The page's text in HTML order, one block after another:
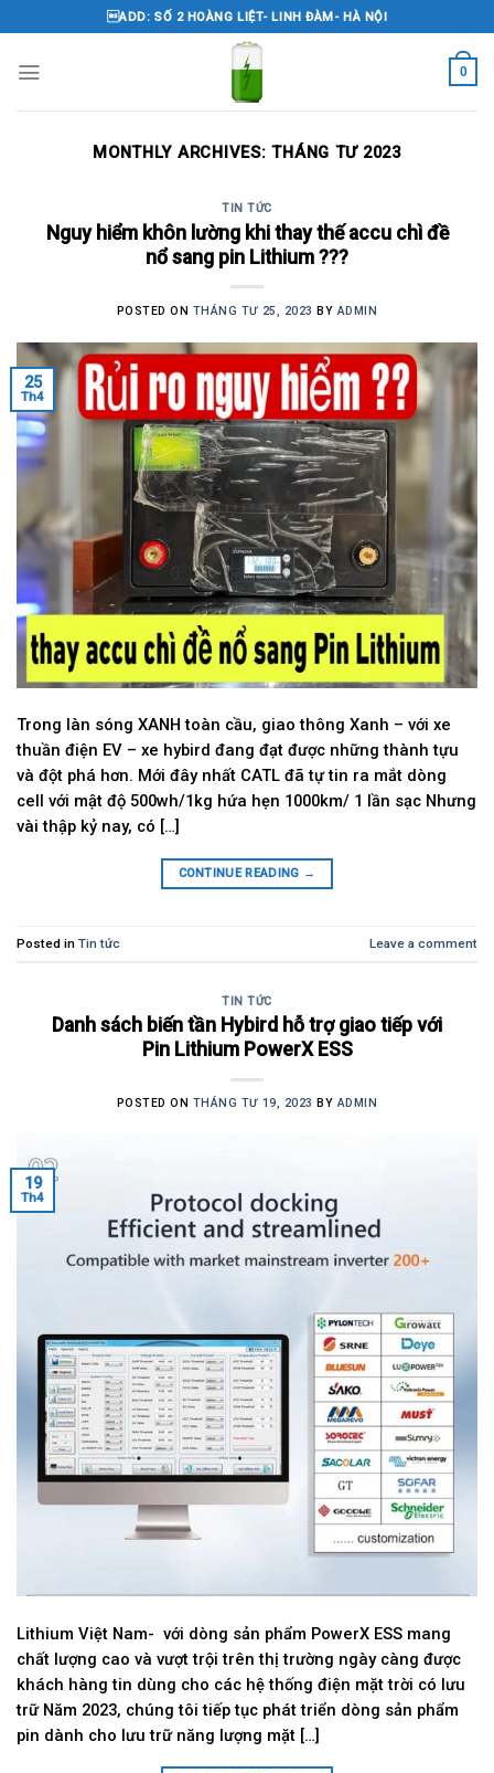
to
content
ADD: SỐ 2 HOÀNG LIỆT- LINH ĐÀM- HÀ NỘI
0
MONTHLY ARCHIVES:THÁNG TƯ 2023
TIN TỨC
Nguy hiểm khôn lường khi thay thế accu chì đề
nổ sang pin Lithium ???
POSTED ON THÁNG TƯ 25, 2023 BY ADMIN
25
Th4
Trong làn sóng XANH toàn cầu, giao thông Xanh – với xe
thuần điện EV – xe hybird đang đạt được những thành tựu
và đột phá hơn. Mới đây nhất CATL đã tự tin ra mắt dòng
cell với mật độ 500wh/1kg hứa hẹn 1000km/ 1 lần sạc Nhưng
vài thập kỷ nay, có […]
CONTINUE READING →
Posted in Tin tức Leave a comment
TIN TỨC
Danh sách biến tần Hybird hỗ trợ giao tiếp với
Pin Lithium PowerX ESS
POSTED ON THÁNG TƯ 19, 2023 BY ADMIN
19
Th4
Lithium Việt Nam- với dòng sản phẩm PowerX ESS mang
chất lượng cao và vượt trội trên thị trường ngày càng được
khách hàng tin dùng cho các hệ thống điện mặt trời có lưu
trữ Năm 2023, chúng tôi tiếp tục phát triển dòng sản phẩm
pin dành cho lưu trữ năng lượng mặt […]